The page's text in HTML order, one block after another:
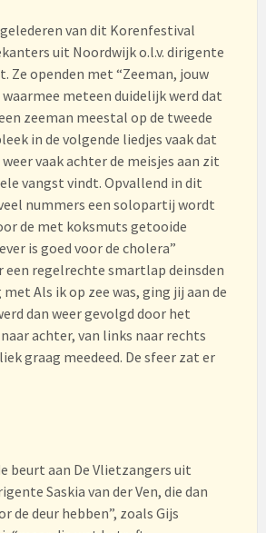
van dit Korenfestival
uit Noordwijk o.l.v. dirigente
Ze openden met “Zeeman, jouw
meteen duidelijk werd dat
zeeman meestal op de tweede
in de volgende liedjes vaak dat
vaak achter de meisjes aan zit
vangst vindt. Opvallend in dit
nummers een solopartij wordt
de met koksmuts getooide
is goed voor de cholera”
een regelrechte smartlap deinsden
Als ik op zee was, ging jij aan de
dan weer gevolgd door het
achter, van links naar rechts
graag meedeed. De sfeer zat er
beurt aan De Vlietzangers uit
Saskia van der Ven, die dan
de deur hebben”, zoals Gijs